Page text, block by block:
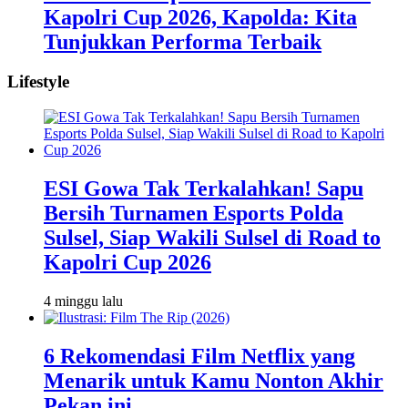
Kapolri Cup 2026, Kapolda: Kita
Tunjukkan Performa Terbaik
Lifestyle
ESI Gowa Tak Terkalahkan! Sapu
Bersih Turnamen Esports Polda
Sulsel, Siap Wakili Sulsel di Road to
Kapolri Cup 2026
4 minggu lalu
6 Rekomendasi Film Netflix yang
Menarik untuk Kamu Nonton Akhir